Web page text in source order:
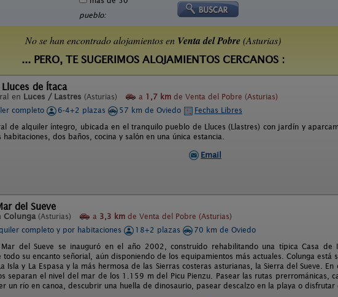
pueblo:
No se han encontrado alojamientos en Venta del Pobre(Asturias)
... PERO, TE SUGERIMOS ALOJAMIENTOS CERCANOS :
de Ítaca
en Luces / Lastres (Asturias) a 1,7 km de Venta del Pobre (Asturias)
completo
6-4+2 plazas 57 km de Oviedo
Fechas Libres
de alquiler íntegro, ubicada en el tranquilo pueblo de Lluces (Llastres) con jardín y
habitaciones, dos baños, cocina y salón en una única estancia.
Email
del Sueve
Colunga (Asturias) a 3,3 km de Venta del Pobre (Asturias)
completo y por habitaciones
18+2 plazas
70 km de Oviedo
del Sueve se inauguró en el año 2002, construído rehabilitando una típica Casa de
todo su encanto señorial, aún disponiendo de los equipamientos más actuales. Colunga está
Isla y La Espasa y la más hermosa de las Sierras costeras asturianas, la Sierra del Sueve.
separan el nivel del mar de los 1.159 m del Picu Pienzu. Pasear las rutas prerrománicas,
un río en canoa, descubrir una huella de dinosaurio, pasear descalzo en la playa o disfrutar